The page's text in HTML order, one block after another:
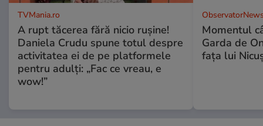
TVMania.ro
A rupt tăcerea fără nicio rușine!
Daniela Crudu spune totul despre
activitatea ei de pe platformele
pentru adulți: „Fac ce vreau, e
wow!”
Momentul
Garda de
fața lui